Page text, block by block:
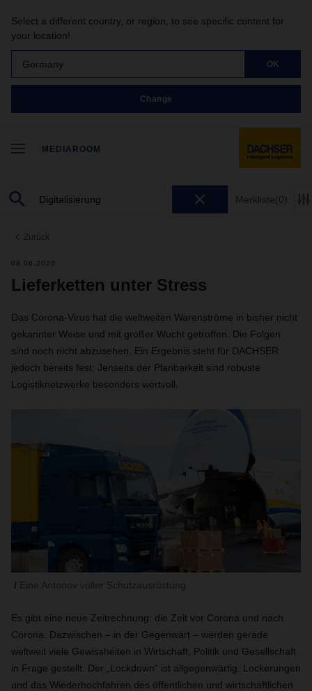
Select a different country, or region, to see specific content for
your location!
Germany OK
Change
MEDIAROOM
Merkliste(0)
Zurück
08.06.2020
Lieferketten unter Stress
Das Corona-Virus hat die weltweiten Warenströme in bisher nicht
gekannter Weise und mit großer Wucht getroffen. Die Folgen
sind noch nicht abzusehen. Ein Ergebnis steht für DACHSER
jedoch bereits fest: Jenseits der Planbarkeit sind robuste
Logistiknetzwerke besonders wertvoll.
Es gibt eine neue Zeitrechnung: die Zeit vor Corona und nach
Corona. Dazwischen – in der Gegenwart – werden gerade
weltweit viele Gewissheiten in Wirtschaft, Politik und Gesellschaft
in Frage gestellt. Der „Lockdown“ ist allgegenwärtig. Lockerungen
und das Wiederhochfahren des öffentlichen und wirtschaftlichen